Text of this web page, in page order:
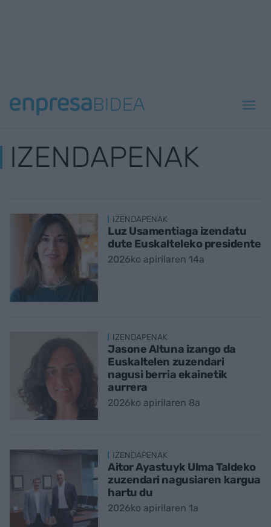
IZENDAPENAK
IZENDAPENAK
Luz Usamentiaga izendatu
dute Euskalteleko presidente
2026ko apirilaren 14a
IZENDAPENAK
Jasone Altuna izango da
Euskaltelen zuzendari
nagusi berria ekainetik
aurrera
2026ko apirilaren 8a
IZENDAPENAK
Aitor Ayastuyk Ulma Taldeko
zuzendari nagusiaren kargua
hartu du
2026ko apirilaren 1a